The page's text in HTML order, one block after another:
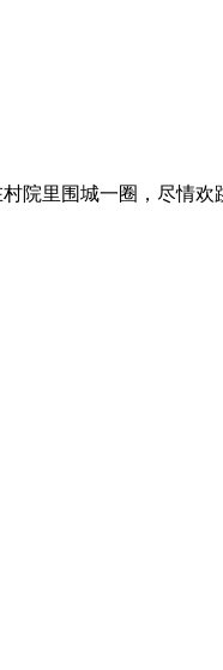
院里围城一圈，尽情欢